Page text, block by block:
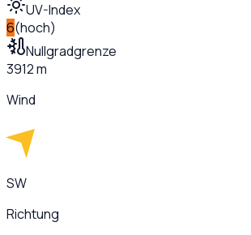
UV-Index
6(hoch)
Nullgradgrenze
3912 m
Wind
SW
Richtung